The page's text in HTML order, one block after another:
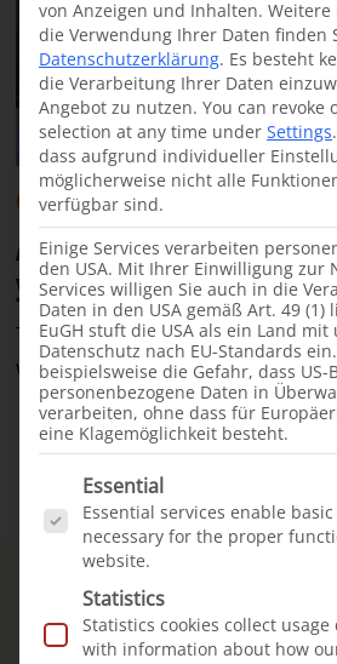
Cleft children News
A cleft mother from Bolivia
you!“
Thank you message from Danitza,
with cleft lip and palate from
QUICKLINKS
What is cleft?
von Anzeigen und Inhalten.
die Verwendung Ihrer Daten finden
Datenschutzerklärung. Es besteht
die Verarbeitung Ihrer Daten
Angebot zu nutzen. You can revoke
selection at any time under Settings.
dass aufgrund individueller
möglicherweise nicht alle
verfügbar sind.
Einige Services verarbeiten
den USA. Mit Ihrer Einwilligung zur
Services willigen Sie auch in die
Daten in den USA gemäß Art. 49 (1)
EuGH stuft die USA als ein Land
Datenschutz nach EU-Standards
beispielsweise die Gefahr, dass US-
personenbezogene Daten in
verarbeiten, ohne dass für
eine Klagemöglichkeit besteht.
Es folgt eine Liste der
Essential
Essential services enable
necessary for the proper
website.
Statistics
Statistics cookies collect
with information about how